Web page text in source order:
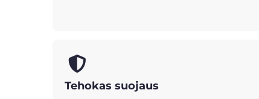
Tehokas suojaus